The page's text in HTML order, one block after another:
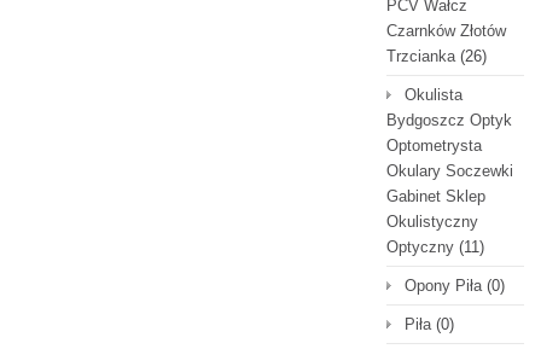
PCV Wałcz
Czarnków Złotów
Trzcianka(26)
Okulista
Bydgoszcz Optyk
Optometrysta
Okulary Soczewki
Gabinet Sklep
Okulistyczny
Optyczny (11)
Opony Piła(0)
Piła(0)